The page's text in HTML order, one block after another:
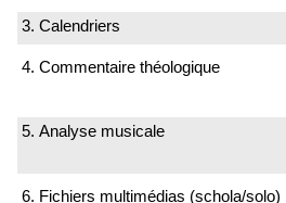
3. Calendriers
4. Commentaire théologique
5. Analyse musicale
6. Fichiers multimédias (schola/solo)